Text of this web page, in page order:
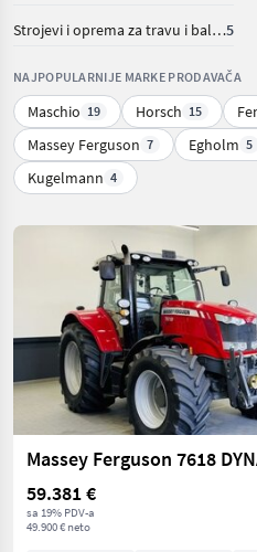
Strojevi i oprema za travu i baliranje5
NAJPOPULARNIJE MARKE PRODAVAČA
Maschio 19 Horsch 15
Massey Ferguson 7 Egholm 5
Kugelmann 4
Massey Ferguson 7618
59.381 €
sa 19% PDV-a
49.900 € neto